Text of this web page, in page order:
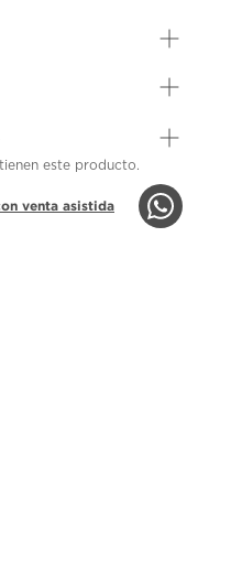
este producto.
venta asistida